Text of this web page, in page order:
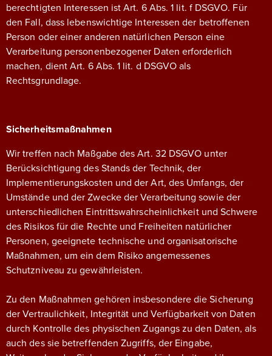
berechtigten Interessen ist Art. 6 Abs. 1 lit. f DSGVO. Für
den Fall, dass lebenswichtige Interessen der betroffenen
Person oder einer anderen natürlichen Person eine
Verarbeitung personenbezogener Daten erforderlich
machen, dient Art. 6 Abs. 1 lit. d DSGVO als
Rechtsgrundlage.
Sicherheitsmaßnahmen
Wir treffen nach Maßgabe des Art. 32 DSGVO unter
Berücksichtigung des Stands der Technik, der
Implementierungskosten und der Art, des Umfangs, der
Umstände und der Zwecke der Verarbeitung sowie der
unterschiedlichen Eintrittswahrscheinlichkeit und Schwere
des Risikos für die Rechte und Freiheiten natürlicher
Personen, geeignete technische und organisatorische
Maßnahmen, um ein dem Risiko angemessenes
Schutzniveau zu gewährleisten.
Zu den Maßnahmen gehören insbesondere die Sicherung
der Vertraulichkeit, Integrität und Verfügbarkeit von Daten
durch Kontrolle des physischen Zugangs zu den Daten, als
auch des sie betreffenden Zugriffs, der Eingabe,